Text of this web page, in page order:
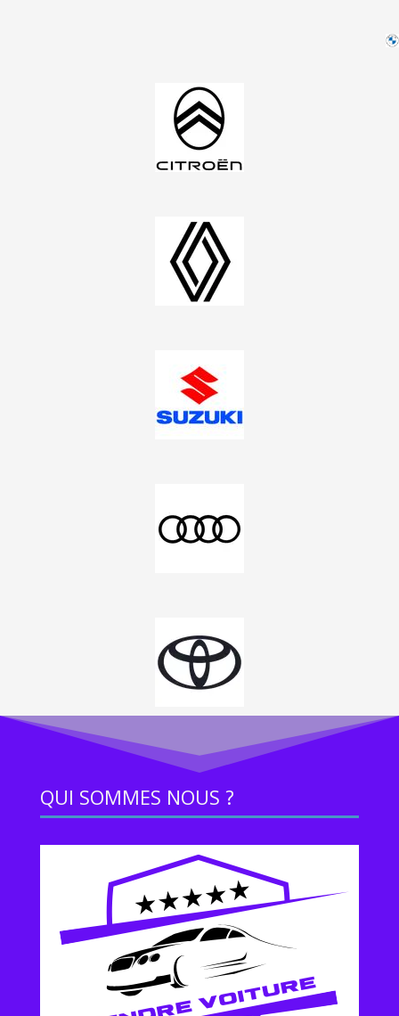
QUI SOMMES NOUS ?